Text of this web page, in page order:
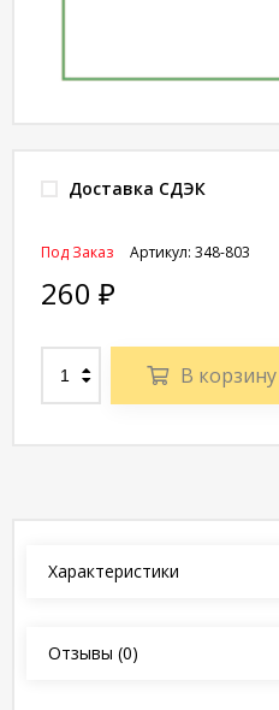
Доставка СДЭК
Артикул: 348-803
Под Заказ
260 ₽
В корзину
Характеристики
Отзывы (0)